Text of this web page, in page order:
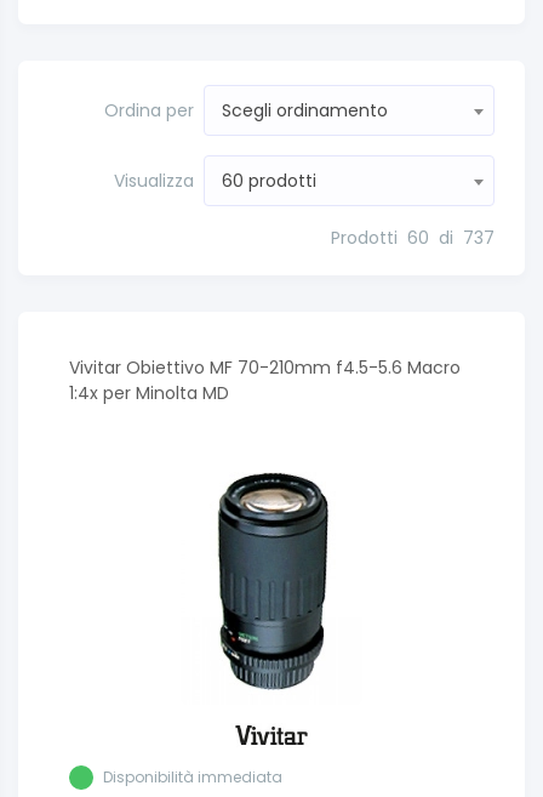
Ordina per Scegli ordinamento
Visualizza 60 prodotti
Prodotti 60 di 737
Vivitar Obiettivo MF 70-210mm f4.5-5.6 Macro
1:4x per Minolta MD
Disponibilità immediata